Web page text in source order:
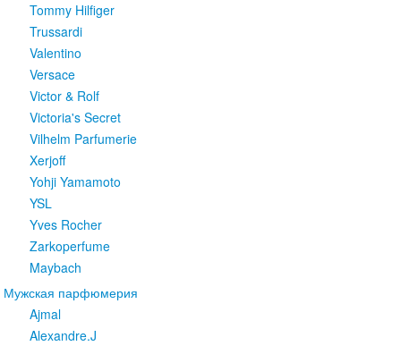
Tommy Hilfiger
Trussardi
Valentino
Versace
Victor & Rolf
Victoria's Secret
Vilhelm Parfumerie
Xerjoff
Yohji Yamamoto
YSL
Yves Rocher
Zarkoperfume
Maybach
Мужская парфюмерия
Ajmal
Alexandre.J